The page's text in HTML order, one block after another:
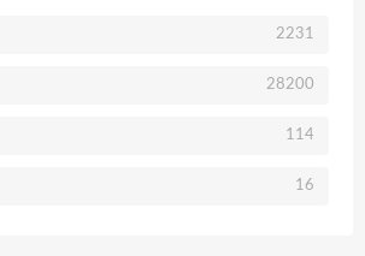
2231
28200
114
16